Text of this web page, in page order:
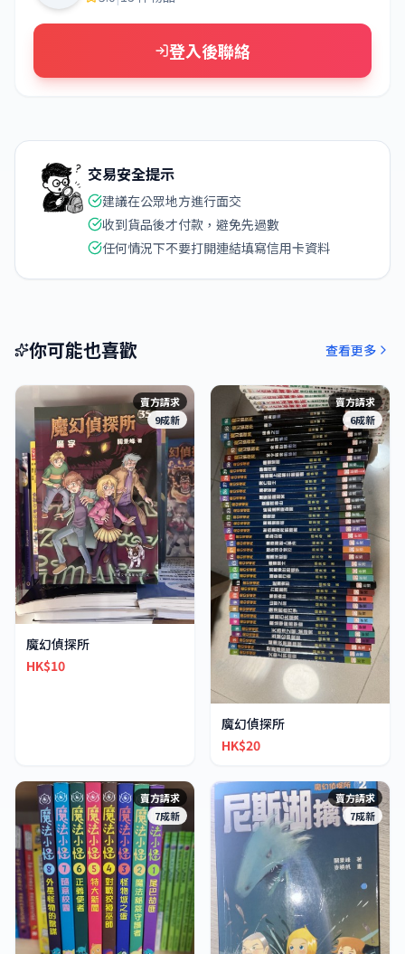
登入後聯絡
交易安全提示
建議在公眾地方進行面交
收到貨品後才付款，避免先過數
任何情況下不要打開連結填寫信用卡資料
你可能也喜歡 查看更多
賣方請求
9成新
魔幻偵探所
HK$10
賣方請求
6成新
魔幻偵探所
HK$20
賣方請求
7成新
賣方請求
7成新